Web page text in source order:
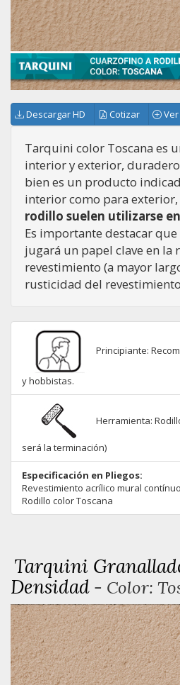
Descargar HD Cotizar
Tarquini color Toscana es
interior y exterior,
bien es un producto
interior como para exterior,
rodillo suelen utilizarse
Es importante destacar
jugará un papel clave en la
revestimiento (a mayor
rusticidad del
Principiante:
y hobbistas.
Herramienta:
será la terminación)
Especificación en Pliegos:
Revestimiento acrílico mural
Rodillo color Toscana
Tarquini
Densidad - Color: